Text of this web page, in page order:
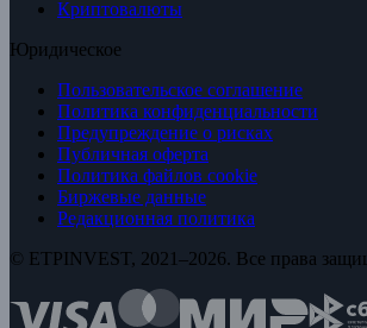
Криптовалюты
Юридическое
Пользовательское соглашение
Политика конфиденциальности
Предупреждение о рисках
Публичная оферта
Политика файлов cookie
Биржевые данные
Редакционная политика
© ETPINVEST, 2021–2026. Все права